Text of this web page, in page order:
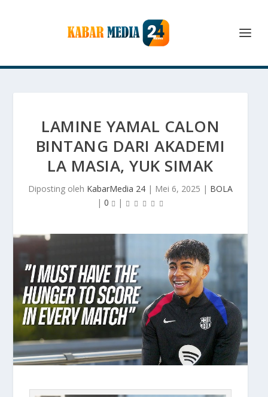
LAMINE YAMAL CALON
BINTANG DARI AKADEMI
LA MASIA, YUK SIMAK
Diposting oleh KabarMedia 24 | Mei 6, 2025 | BOLA
| 0 |